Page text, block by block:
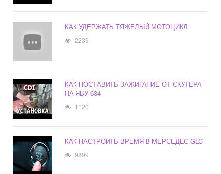
КАК УДЕРЖАТЬ ТЯЖЕЛЫЙ МОТОЦИКЛ
2239
КАК ПОСТАВИТЬ ЗАЖИГАНИЕ ОТ СКУТЕРА
НА ЯВУ 634
1120
КАК НАСТРОИТЬ ВРЕМЯ В МЕРСЕДЕС GLC
9809